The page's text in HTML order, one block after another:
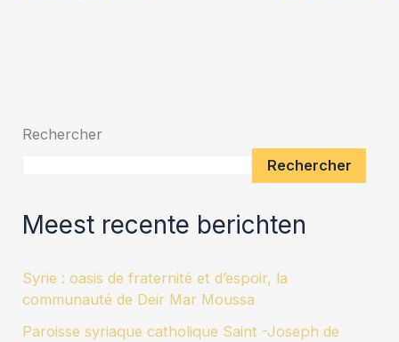
Rechercher
Rechercher
Meest recente berichten
Syrie : oasis de fraternité et d’espoir, la
communauté de Deir Mar Moussa
Paroisse syriaque catholique Saint -Joseph de